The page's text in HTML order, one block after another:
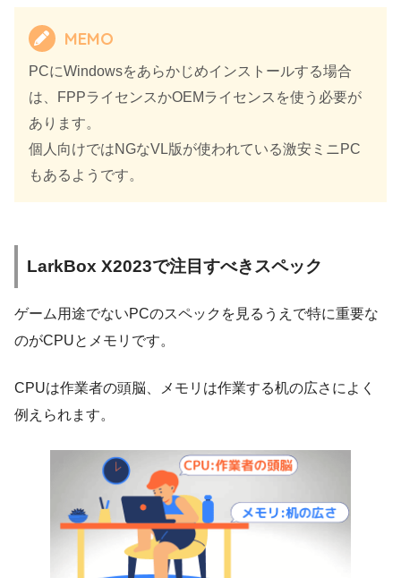
MEMO
PCにWindowsをあらかじめインストールする場合
は、FPPライセンスかOEMライセンスを使う必要が
あります。
個人向けではNGなVL版が使われている激安ミニPC
もあるようです。
LarkBox X2023で注目すべきスペック
ゲーム用途でないPCのスペックを見るうえで特に重要な
のがCPUとメモリです。
CPUは作業者の頭脳、メモリは作業する机の広さによく
例えられます。